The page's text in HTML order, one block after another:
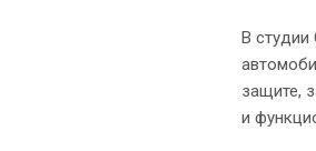
В студии
защите,
и